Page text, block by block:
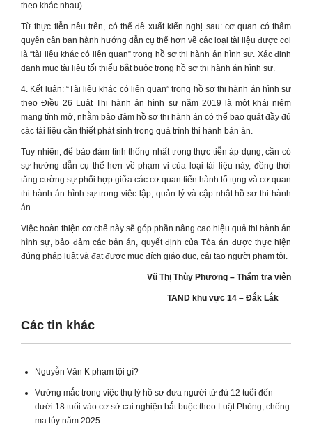
theo khác nhau).
Từ thực tiễn nêu trên, có thể đề xuất kiến nghị sau: cơ quan có thẩm
quyền cần ban hành hướng dẫn cụ thể hơn về các loại tài liệu được coi
là “tài liệu khác có liên quan” trong hồ sơ thi hành án hình sự. Xác định
danh mục tài liệu tối thiểu bắt buộc trong hồ sơ thi hành án hình sự.
4. Kết luận: “Tài liệu khác có liên quan” trong hồ sơ thi hành án hình sự
theo Điều 26 Luật Thi hành án hình sự năm 2019 là một khái niệm
mang tính mở, nhằm bảo đảm hồ sơ thi hành án có thể bao quát đầy đủ
các tài liệu cần thiết phát sinh trong quá trình thi hành bản án.
Tuy nhiên, để bảo đảm tính thống nhất trong thực tiễn áp dụng, cần có
sự hướng dẫn cụ thể hơn về phạm vi của loại tài liệu này, đồng thời
tăng cường sự phối hợp giữa các cơ quan tiến hành tố tụng và cơ quan
thi hành án hình sự trong việc lập, quản lý và cập nhật hồ sơ thi hành
án.
Việc hoàn thiện cơ chế này sẽ góp phần nâng cao hiệu quả thi hành án
hình sự, bảo đảm các bản án, quyết định của Tòa án được thực hiện
đúng pháp luật và đạt được mục đích giáo dục, cải tạo người phạm tội.
Vũ Thị Thùy Phương – Thẩm tra viên
TAND khu vực 14 – Đắk Lắk
Các tin khác
Nguyễn Văn K phạm tội gì?
Vướng mắc trong việc thụ lý hồ sơ đưa người từ đủ 12 tuổi đến
dưới 18 tuổi vào cơ sở cai nghiện bắt buộc theo Luật Phòng, chống
ma túy năm 2025